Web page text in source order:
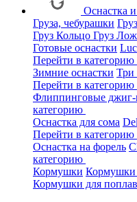
Оснастка
Груза, чебурашки
Груз Кольцо Груз
Готовые оснастки
Перейти в категорию
Зимние оснастки Три
Перейти в категорию
Флиппинговые джиг-
категорию
Оснастка для сома
Перейти в категорию
Оснастка на форель
категорию
Кормушки Кормушки
Кормушки для